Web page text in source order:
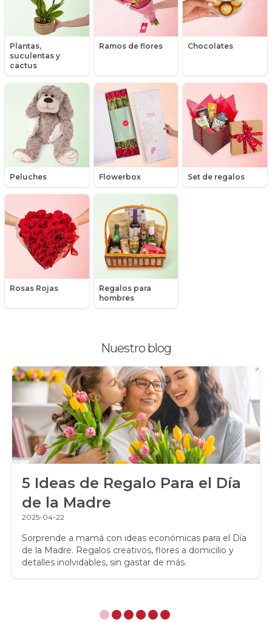
Plantas,
suculentas y
cactus
Ramos de flores Chocolates
Peluches Flowerbox Set de regalos
Rosas Rojas
Regalos para
hombres
Nuestro blog
5 Ideas de Regalo Para el Día
de la Madre
2025-04-22
Sorprende a mamá con ideas económicas para el Día
de la Madre. Regalos creativos, flores a domicilio y
detalles inolvidables, sin gastar de más.
Hipericum
Libros
Maules
Mensajes
Minirosas
Nacimiento de niños
Nacimientos
Nacimientos de niñas
Packs de productos
Peluches
Peonias
Promociones y Ofertas
Ramos de Flores
Ramos de Novia
Ramos de Rosas
Regalos a Domicilio
Regalos para Hombres
Regalos para niños
Rosas
Rosas Amarillas
Rosas Azules